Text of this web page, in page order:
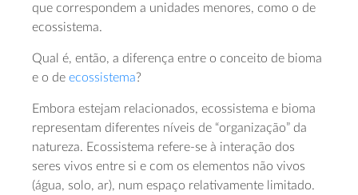
que correspondem a unidades menores, como o de
ecossistema.
Qual é, então, a diferença entre o conceito de bioma
e o de ecossistema?
Embora estejam relacionados, ecossistema e bioma
representam diferentes níveis de “organização” da
natureza. Ecossistema refere-se à interação dos
seres vivos entre si e com os elementos não vivos
(água, solo, ar), num espaço relativamente limitado.